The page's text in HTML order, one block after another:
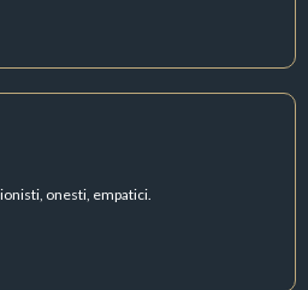
onesti, empatici.